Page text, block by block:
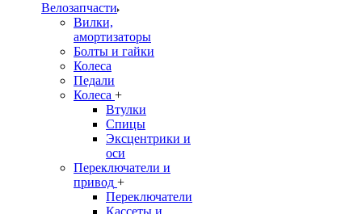
Велозапчасти
Вилки,
амортизаторы
Болты и гайки
Колеса
Педали
Колеса +
Втулки
Спицы
Эксцентрики и
оси
Переключатели и
привод +
Переключатели
Кассеты и